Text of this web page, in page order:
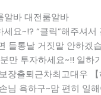
알바 대전룸알바
요~!? “클릭”해주셔서
들통날 거짓말 안하겠
만 투자하세요~!! 일하
장출퇴근차최고대우 【
님 욕하구~맘 편히 일